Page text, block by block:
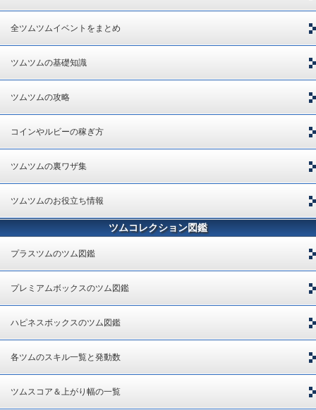
全ツムツムイベントをまとめ
ツムツムの基礎知識
ツムツムの攻略
コインやルビーの稼ぎ方
ツムツムの裏ワザ集
ツムツムのお役立ち情報
ツムコレクション図鑑
プラスツムのツム図鑑
プレミアムボックスのツム図鑑
ハピネスボックスのツム図鑑
各ツムのスキル一覧と発動数
ツムスコア＆上がり幅の一覧